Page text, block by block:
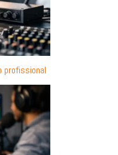
profissional